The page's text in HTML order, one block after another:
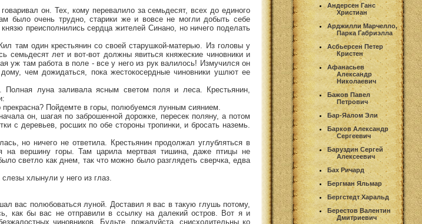
он. Тех, кому перевалило за семьдесят, всех до единого
было очень трудно, старики же и вовсе не могли добыть себе
преисполнились сердца жителей Синано, но ничего поделать
там один крестьянин со своей старушкой-матерью. Из головы у
семьдесят лет и вот-вот должны явиться княжеские чиновники и
уж там работа в поле - все у него из рук валилось! Измучился он
чем дожидаться, пока жестокосердные чиновники ушлют ее
Полная луна заливала ясным светом поля и леса. Крестьянин,
Пойдемте в горы, полюбуемся лунным сиянием.
он, шагая по заброшенной дорожке, пересек поляну, а потом
с деревьев, росших по обе стороны тропинки, и бросать наземь.
но ничего не ответила. Крестьянин продолжал углубляться в
на вершину горы. Там царила мертвая тишина, даже птицы не
светло как днем, так что можно было разглядеть сверчка, едва
хлынули у него из глаз.
вас полюбоваться луной. Доставил я вас в такую глушь потому,
как бы вас не отправили в ссылку на далекий остров. Вот я и
чиновников. Будьте, пожалуйста, снисходительны ко
Андерсен Ганс
Христиан
Арджилли Марчелло,
Парка Габриэлла
Асбьерсен Петер
Кристен
Афанасьев
Александр
Николаевич
Бажов Павел
Петрович
Бар-Яалом Эли
Барков Александр
Сергеевич
Баруздин Сергей
Алексеевич
Бах Ричард
Бергман Яльмар
Бергстедт Харальд
Берестов Валентин
Дмитриевич